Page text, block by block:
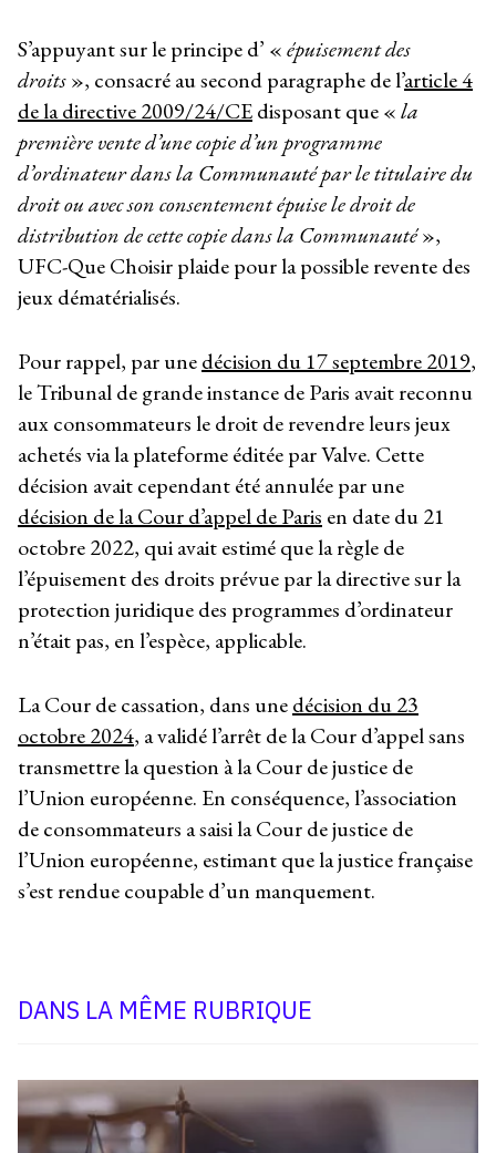
S’appuyant sur le principe d’ «épuisement des
droits», consacré au second paragraphe de l’article 4
de la directive 2009/24/CEdisposant que «la
première vente d’une copie d’un programme
d’ordinateur dans la Communauté par le titulaire du
droit ou avec son consentement épuise le droit de
distribution de cette copie dans la Communauté»,
UFC-Que Choisir plaide pour la possible revente des
jeux dématérialisés.
Pour rappel, par unedécision du 17 septembre 2019,
le Tribunal de grande instance de Paris avait reconnu
aux consommateurs le droit de revendre leurs jeux
achetés via la plateforme éditée par Valve. Cette
décision avait cependant été annulée par une
décision de la Cour d’appel de Paris en date du 21
octobre 2022, qui avait estimé que la règle de
l’épuisement des droits prévue par la directive sur la
protection juridique des programmes d’ordinateur
n’était pas, en l’espèce, applicable.
La Cour de cassation, dans unedécision du 23
octobre 2024, a validé l’arrêt de la Cour d’appel sans
transmettre la question à la Cour de justice de
l’Union européenne. En conséquence, l’association
de consommateurs a saisi la Cour de justice de
l’Union européenne, estimant que la justice française
s’est rendue coupable d’un manquement.
DANS LA MÊME RUBRIQUE